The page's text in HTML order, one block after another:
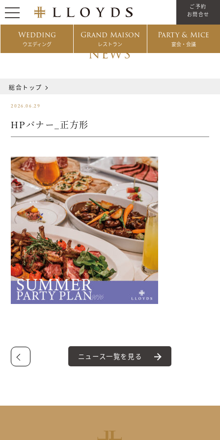
Wedding
ウエディング
Grand Maison
レストラン
Party & Mice
宴会・会議
ご予約
お問合せ
NEWS
総合トップ
2026.06.29
HPバナー_正方形
ニュース一覧を見る